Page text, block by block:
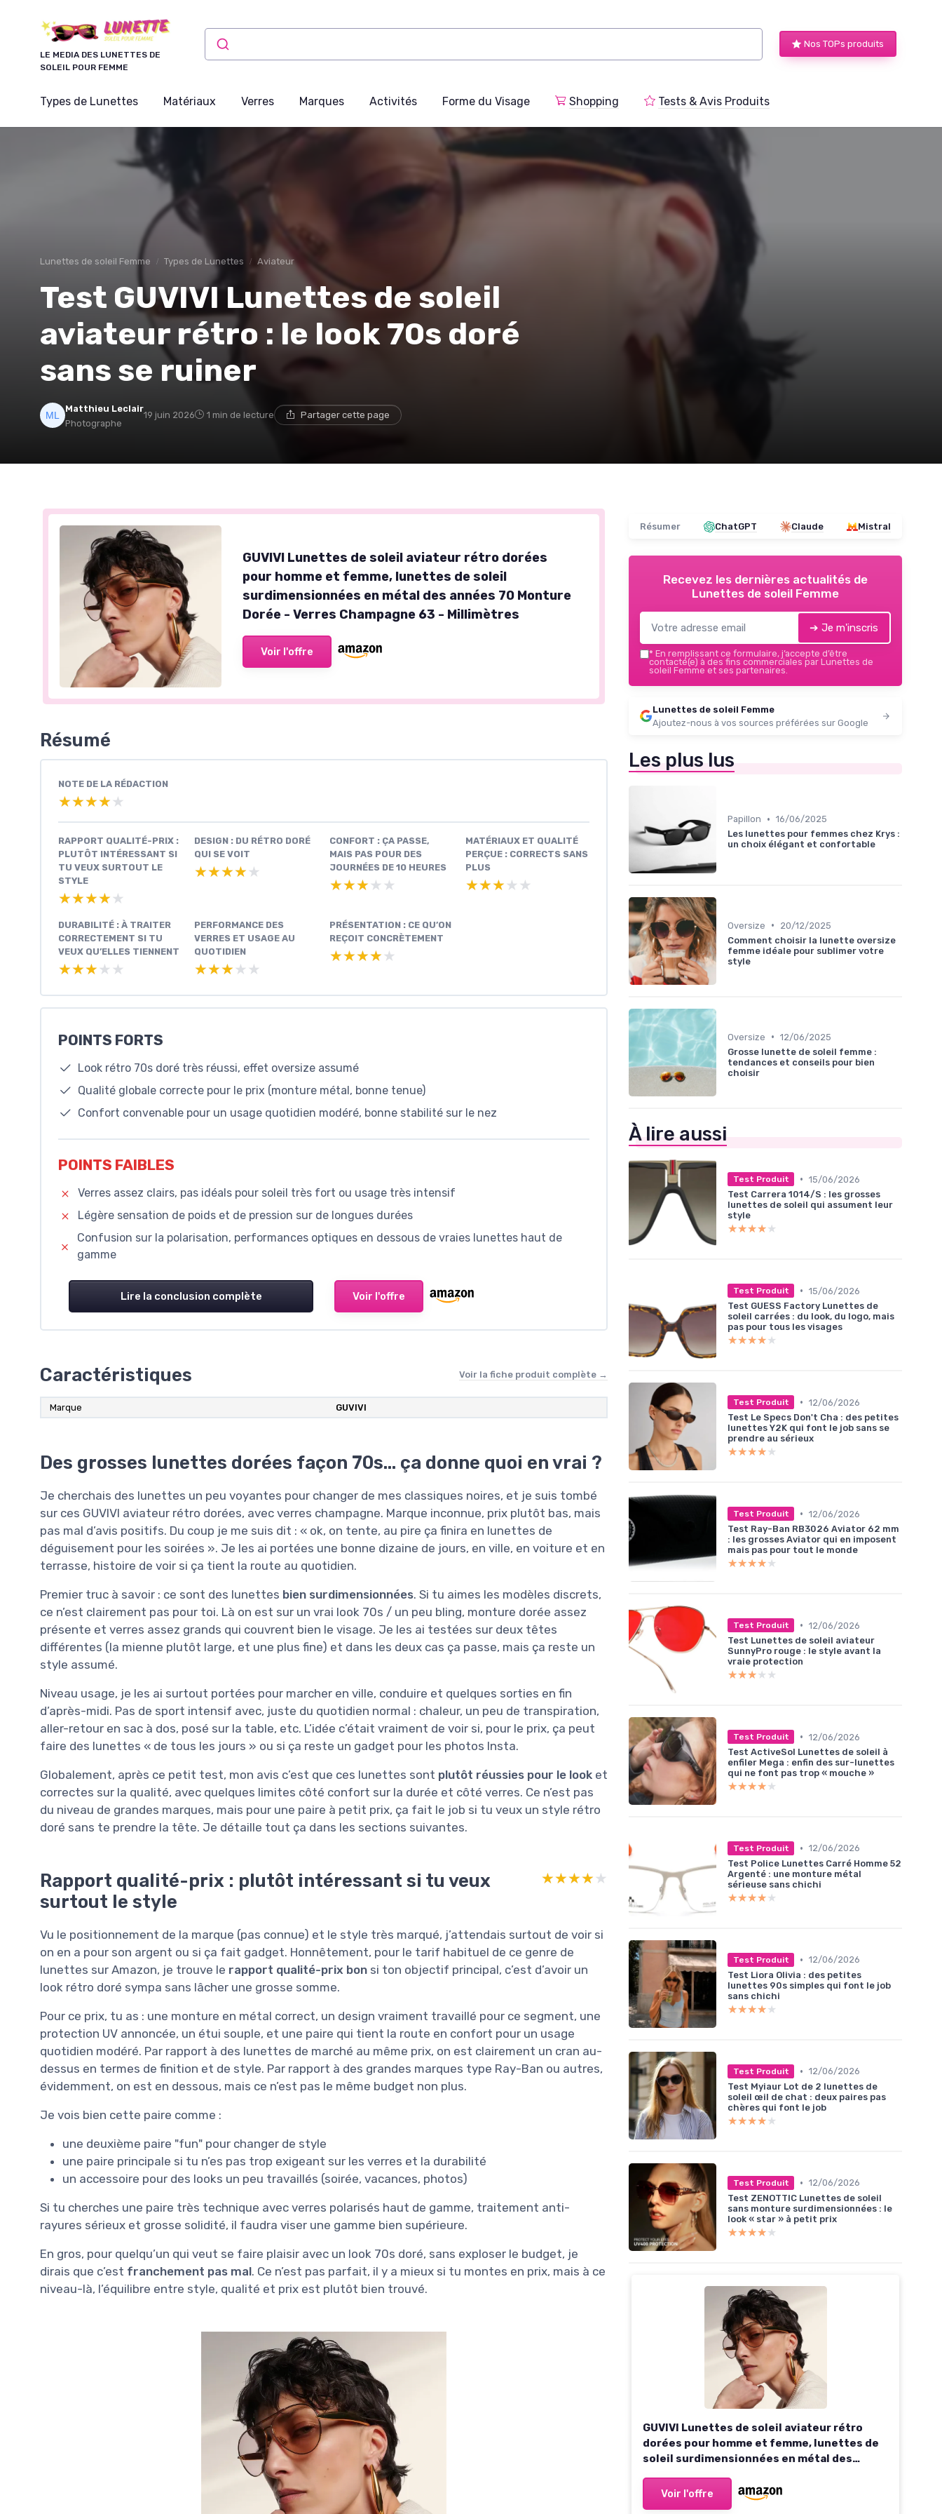
LE MEDIA DES LUNETTES DE
SOLEIL POUR FEMME
Nos TOPs produits
Types de Lunettes Matériaux Verres Marques Activités Forme du Visage Shopping Tests & Avis Produits
Lunettes de soleil Femme Types de Lunettes Aviateur
Test GUVIVI Lunettes de soleil
aviateur rétro : le look 70s doré
sans se ruiner
Matthieu Leclair
Photographe
19 juin 2026 1 min de lecture Partager cette page
GUVIVI Lunettes de soleil aviateur rétro dorées
pour homme et femme, lunettes de soleil
surdimensionnées en métal des années 70 Monture
Dorée - Verres Champagne 63 - Millimètres
Voir l'offre
Résumé
NOTE DE LA RÉDACTION
★★★★★
★★★★★
RAPPORT QUALITÉ-PRIX :
PLUTÔT INTÉRESSANT SI
TU VEUX SURTOUT LE
STYLE
★★★★★
★★★★★
DESIGN : DU RÉTRO DORÉ
QUI SE VOIT
★★★★★
★★★★★
CONFORT : ÇA PASSE,
MAIS PAS POUR DES
JOURNÉES DE 10 HEURES
★★★★★
★★★★★
MATÉRIAUX ET QUALITÉ
PERÇUE : CORRECTS SANS
PLUS
★★★★★
★★★★★
DURABILITÉ : À TRAITER
CORRECTEMENT SI TU
VEUX QU’ELLES TIENNENT
★★★★★
★★★★★
PERFORMANCE DES
VERRES ET USAGE AU
QUOTIDIEN
★★★★★
★★★★★
PRÉSENTATION : CE QU’ON
REÇOIT CONCRÈTEMENT
★★★★★
★★★★★
POINTS FORTS
Look rétro 70s doré très réussi, effet oversize assumé
Qualité globale correcte pour le prix (monture métal, bonne tenue)
Confort convenable pour un usage quotidien modéré, bonne stabilité sur le nez
POINTS FAIBLES
Verres assez clairs, pas idéals pour soleil très fort ou usage très intensif
Légère sensation de poids et de pression sur de longues durées
Confusion sur la polarisation, performances optiques en dessous de vraies lunettes haut de
gamme
Lire la conclusion complète Voir l'offre
Caractéristiques Voir la fiche produit complète →
Marque GUVIVI
Des grosses lunettes dorées façon 70s… ça donne quoi en vrai ?
Je cherchais des lunettes un peu voyantes pour changer de mes classiques noires, et je suis tombé
sur ces GUVIVI aviateur rétro dorées, avec verres champagne. Marque inconnue, prix plutôt bas, mais
pas mal d’avis positifs. Du coup je me suis dit : « ok, on tente, au pire ça finira en lunettes de
déguisement pour les soirées ». Je les ai portées une bonne dizaine de jours, en ville, en voiture et en
terrasse, histoire de voir si ça tient la route au quotidien.
Premier truc à savoir : ce sont des lunettes bien surdimensionnées. Si tu aimes les modèles discrets,
ce n’est clairement pas pour toi. Là on est sur un vrai look 70s / un peu bling, monture dorée assez
présente et verres assez grands qui couvrent bien le visage. Je les ai testées sur deux têtes
différentes (la mienne plutôt large, et une plus fine) et dans les deux cas ça passe, mais ça reste un
style assumé.
Niveau usage, je les ai surtout portées pour marcher en ville, conduire et quelques sorties en fin
d’après-midi. Pas de sport intensif avec, juste du quotidien normal : chaleur, un peu de transpiration,
aller-retour en sac à dos, posé sur la table, etc. L’idée c’était vraiment de voir si, pour le prix, ça peut
faire des lunettes « de tous les jours » ou si ça reste un gadget pour les photos Insta.
Globalement, après ce petit test, mon avis c’est que ces lunettes sont plutôt réussies pour le look et
correctes sur la qualité, avec quelques limites côté confort sur la durée et côté verres. Ce n’est pas
du niveau de grandes marques, mais pour une paire à petit prix, ça fait le job si tu veux un style rétro
doré sans te prendre la tête. Je détaille tout ça dans les sections suivantes.
Rapport qualité-prix : plutôt intéressant si tu veux
surtout le style
★★★★★
★★★★★
Vu le positionnement de la marque (pas connue) et le style très marqué, j’attendais surtout de voir si
on en a pour son argent ou si ça fait gadget. Honnêtement, pour le tarif habituel de ce genre de
lunettes sur Amazon, je trouve le rapport qualité-prix bon si ton objectif principal, c’est d’avoir un
look rétro doré sympa sans lâcher une grosse somme.
Pour ce prix, tu as : une monture en métal correct, un design vraiment travaillé pour ce segment, une
protection UV annoncée, un étui souple, et une paire qui tient la route en confort pour un usage
quotidien modéré. Par rapport à des lunettes de marché au même prix, on est clairement un cran au-
dessus en termes de finition et de style. Par rapport à des grandes marques type Ray-Ban ou autres,
évidemment, on est en dessous, mais ce n’est pas le même budget non plus.
Je vois bien cette paire comme :
une deuxième paire "fun" pour changer de style
une paire principale si tu n’es pas trop exigeant sur les verres et la durabilité
un accessoire pour des looks un peu travaillés (soirée, vacances, photos)
Si tu cherches une paire très technique avec verres polarisés haut de gamme, traitement anti-
rayures sérieux et grosse solidité, il faudra viser une gamme bien supérieure.
En gros, pour quelqu’un qui veut se faire plaisir avec un look 70s doré, sans exploser le budget, je
dirais que c’est franchement pas mal. Ce n’est pas parfait, il y a mieux si tu montes en prix, mais à ce
niveau-là, l’équilibre entre style, qualité et prix est plutôt bien trouvé.
Résumer ChatGPT Claude Mistral
Recevez les dernières actualités de
Lunettes de soleil Femme
➔ Je m'inscris
* En remplissant ce formulaire, j’accepte d’être
contacté(e) à des fins commerciales par Lunettes de
soleil Femme et ses partenaires.
Lunettes de soleil Femme
Ajoutez-nous à vos sources préférées sur Google
Les plus lus
Papillon • 16/06/2025
Les lunettes pour femmes chez Krys :
un choix élégant et confortable
Oversize •
20/12/2025
Comment choisir la lunette oversize
femme idéale pour sublimer votre
style
Oversize • 12/06/2025
Grosse lunette de soleil femme :
tendances et conseils pour bien
choisir
À lire aussi
Test Produit • 15/06/2026
Test Carrera 1014/S : les grosses
lunettes de soleil qui assument leur
style
★★★★★
★★★★★
Test Produit • 15/06/2026
Test GUESS Factory Lunettes de
soleil carrées : du look, du logo, mais
pas pour tous les visages
★★★★★
★★★★★
Test Produit • 12/06/2026
Test Le Specs Don't Cha : des petites
lunettes Y2K qui font le job sans se
prendre au sérieux
★★★★★
★★★★★
Test Produit • 12/06/2026
Test Ray-Ban RB3026 Aviator 62 mm
: les grosses Aviator qui en imposent
mais pas pour tout le monde
★★★★★
★★★★★
Test Produit • 12/06/2026
Test Lunettes de soleil aviateur
SunnyPro rouge : le style avant la
vraie protection
★★★★★
★★★★★
Test Produit • 12/06/2026
Test ActiveSol Lunettes de soleil à
enfiler Mega : enfin des sur-lunettes
qui ne font pas trop « mouche »
★★★★★
★★★★★
Test Produit • 12/06/2026
Test Police Lunettes Carré Homme 52
Argenté : une monture métal
sérieuse sans chichi
★★★★★
★★★★★
Test Produit • 12/06/2026
Test Liora Olivia : des petites
lunettes 90s simples qui font le job
sans chichi
★★★★★
★★★★★
Test Produit • 12/06/2026
Test Myiaur Lot de 2 lunettes de
soleil œil de chat : deux paires pas
chères qui font le job
★★★★★
★★★★★
Test Produit • 12/06/2026
Test ZENOTTIC Lunettes de soleil
sans monture surdimensionnées : le
look « star » à petit prix
★★★★★
★★★★★
GUVIVI Lunettes de soleil aviateur rétro
dorées pour homme et femme, lunettes de
soleil surdimensionnées en métal des
Champagne 63 - Millimètres
Voir l'offre